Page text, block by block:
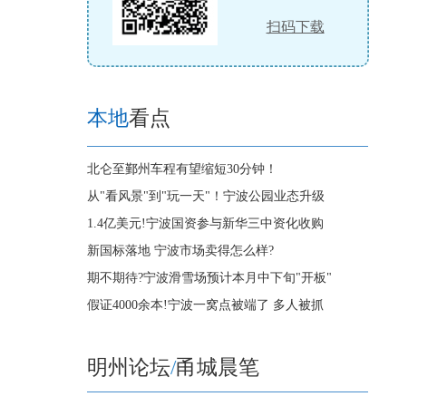
扫码下载
本地看点
北仑至鄞州车程有望缩短30分钟！
从"看风景"到"玩一天"！宁波公园业态升级
1.4亿美元!宁波国资参与新华三中资化收购
新国标落地 宁波市场卖得怎么样?
期不期待?宁波滑雪场预计本月中下旬"开板"
假证4000余本!宁波一窝点被端了 多人被抓
明州论坛/甬城晨笔